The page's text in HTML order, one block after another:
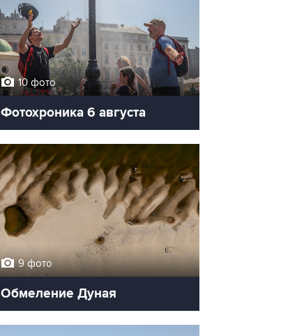
10 фото
Фотохроника 6 августа
9 фото
Обмеление Дуная